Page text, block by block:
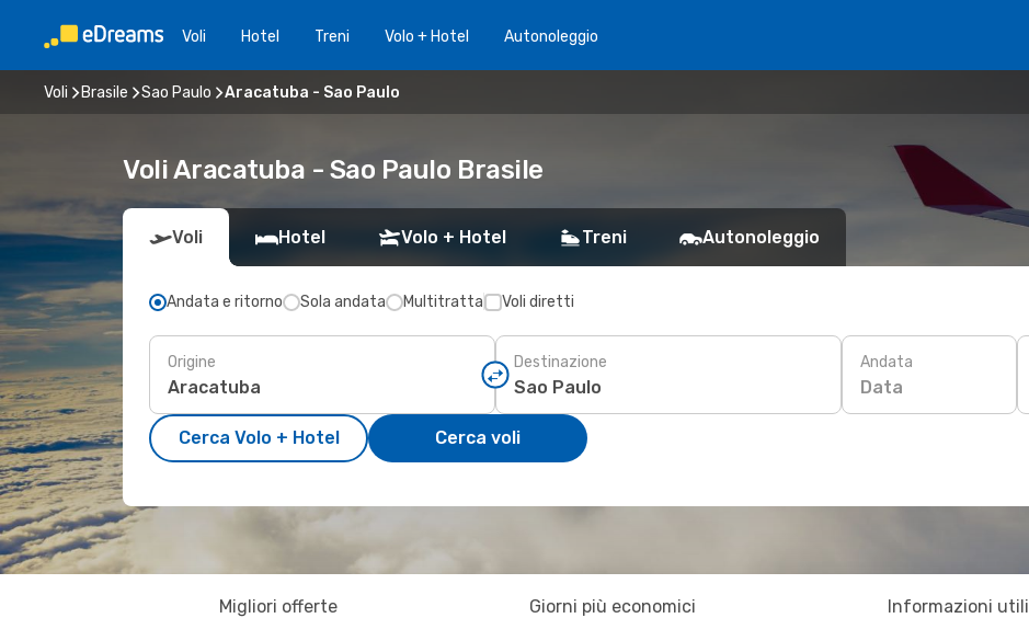
Voli Hotel Treni Volo + Hotel Autonoleggio
Voli Brasile Sao Paulo Aracatuba - Sao Paulo
Voli Aracatuba - Sao Paulo Brasile
Voli Hotel Volo + Hotel Treni Autonoleggio
Andata e ritorno Sola andata Multitratta Voli diretti
Origine Destinazione Andata
Data
Cerca Volo + Hotel Cerca voli
Migliori offerte Giorni più economici Informazioni utili